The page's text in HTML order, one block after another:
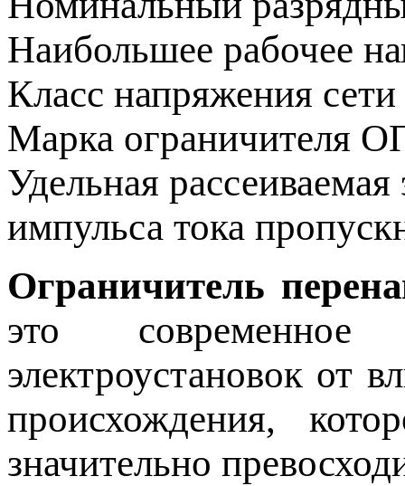
Наибольшее рабочее
Класс напряжения сети
Марка ограничителя
Удельная
импульса тока
Ограничитель
это современное
электроустановок от
происхождения,
значительно